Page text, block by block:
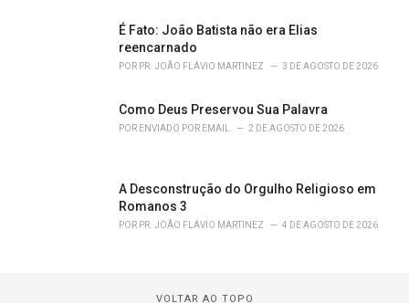
É Fato: João Batista não era Elias
reencarnado
POR PR. JOÃO FLÁVIO MARTINEZ 3 DE AGOSTO DE 2026
Como Deus Preservou Sua Palavra
POR ENVIADO POR EMAIL 2 DE AGOSTO DE 2026
A Desconstrução do Orgulho Religioso em
Romanos 3
POR PR. JOÃO FLÁVIO MARTINEZ 4 DE AGOSTO DE 2026
VOLTAR AO TOPO